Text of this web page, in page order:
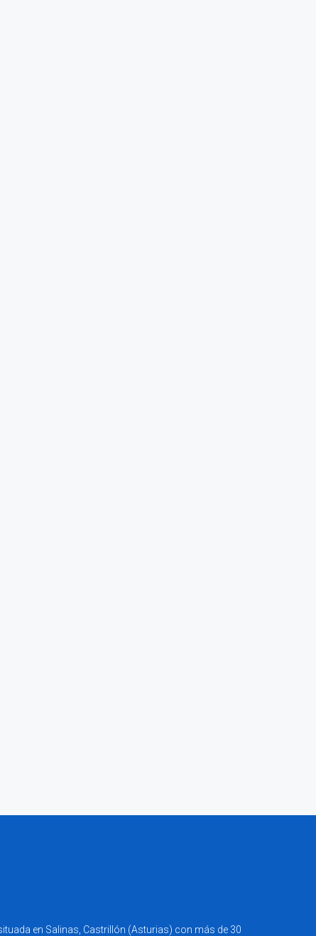
en Salinas, Castrillón (Asturias) con más de 30